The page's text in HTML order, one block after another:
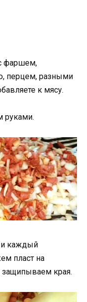
фаршем,
перцем, разными
к мясу.
руками.
и каждый
пласт на
края.